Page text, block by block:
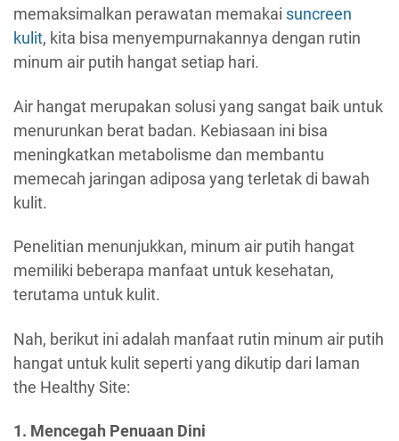
memaksimalkan perawatan memakai suncreen
kulit, kita bisa menyempurnakannya dengan rutin
minum air putih hangat setiap hari.
Air hangat merupakan solusi yang sangat baik untuk
menurunkan berat badan. Kebiasaan ini bisa
meningkatkan metabolisme dan membantu
memecah jaringan adiposa yang terletak di bawah
kulit.
Penelitian menunjukkan, minum air putih hangat
memiliki beberapa manfaat untuk kesehatan,
terutama untuk kulit.
Nah, berikut ini adalah manfaat rutin minum air putih
hangat untuk kulit seperti yang dikutip dari laman
the Healthy Site:
1. Mencegah Penuaan Dini